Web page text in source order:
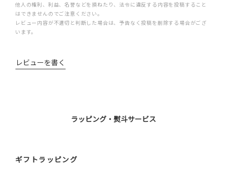
他人の権利、利益、名誉などを損ねたり、法令に違反する内容を投稿すること
はできませんのでご注意ください。
レビュー内容が不適切と判断した場合は、予告なく投稿を削除する場合がござ
います。
レビューを書く
ラッピング・熨斗サービス
ギフトラッピング